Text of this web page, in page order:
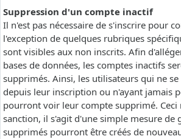
Suppression d'un compte inactif
Il n'est pas nécessaire de s'inscrire pour
l'exception de quelques rubriques
sont visibles aux non inscrits. Afin
bases de données, les comptes inactifs
supprimés. Ainsi, les utilisateurs qui ne
depuis leur inscription ou n'ayant jamais
pourront voir leur compte supprimé. Ceci
sanction, il s'agit d'une simple mesure de
supprimés pourront être créés de